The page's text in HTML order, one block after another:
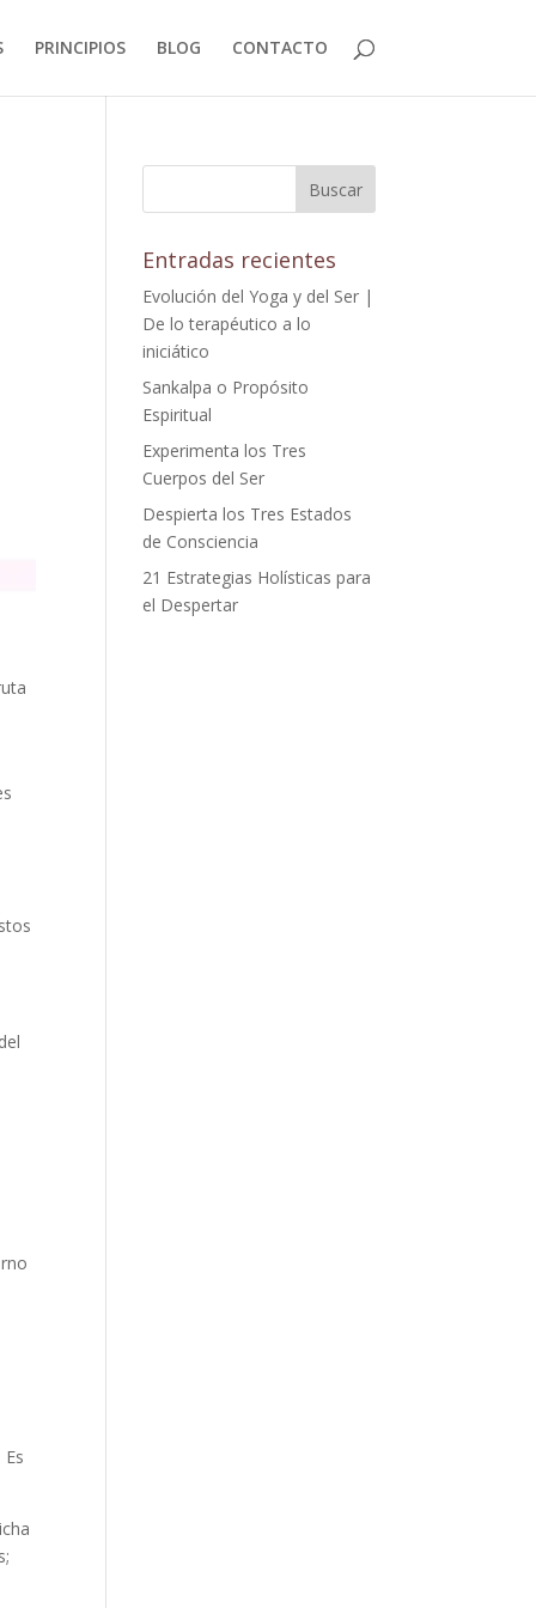
PRINCIPIOS BLOG CONTACTO
Entradas recientes
Evolución del Yoga y del Ser |
De lo terapéutico a lo
iniciático
Sankalpa o Propósito
Espiritual
Experimenta los Tres
Cuerpos del Ser
Despierta los Tres Estados
de Consciencia
21 Estrategias Holísticas para
el Despertar